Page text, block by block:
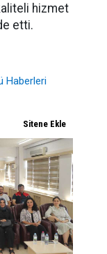
hizmet
etti.
Haberleri